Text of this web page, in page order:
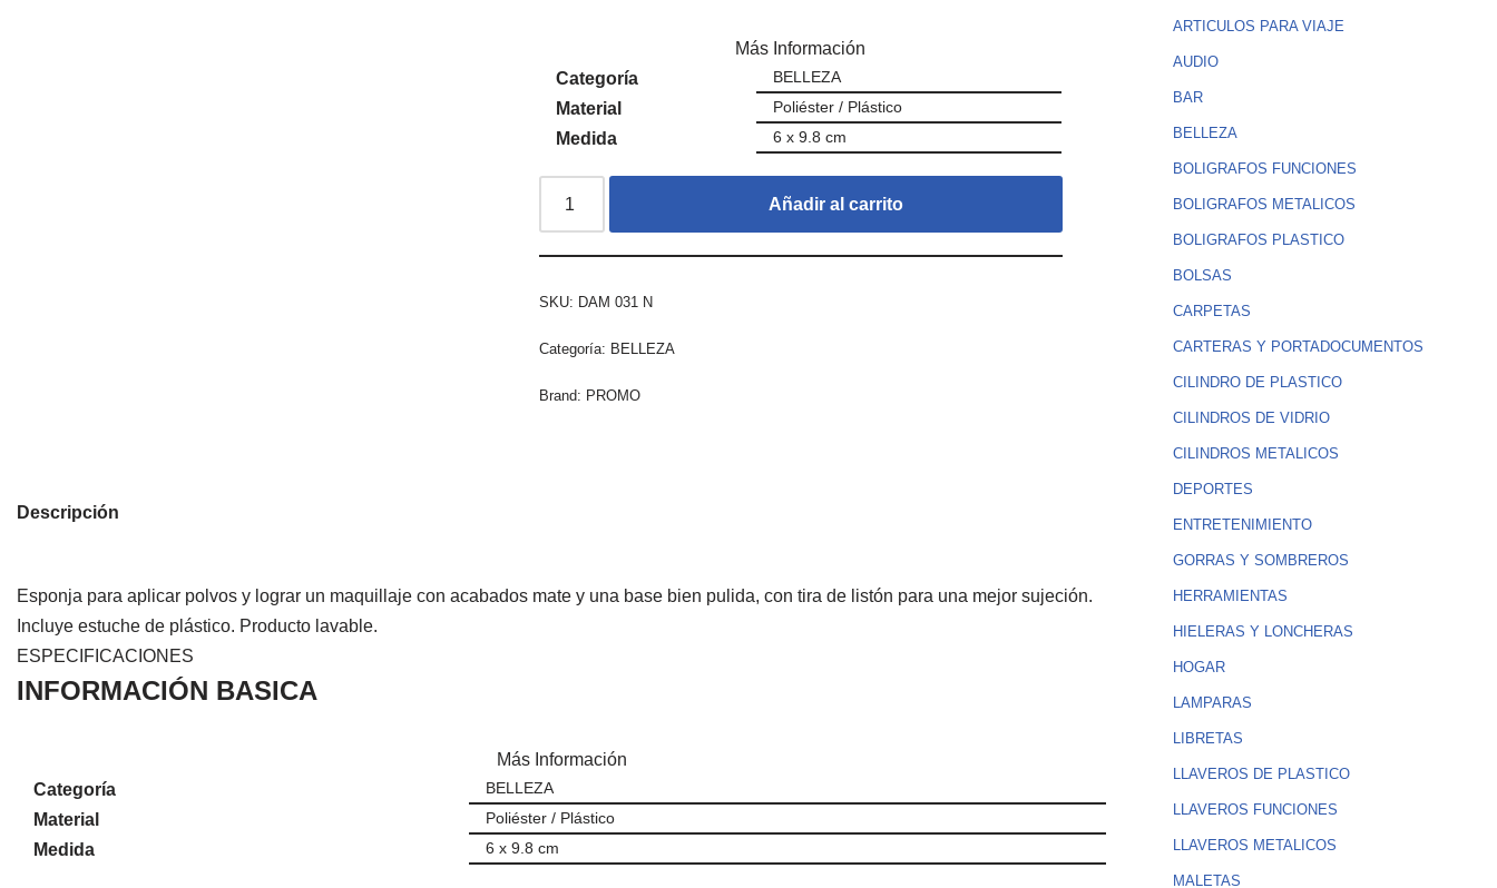
Más Información
Categoría
BELLEZA
Material Poliéster / Plástico
Medida 6 x 9.8 cm
Añadir al carrito
SKU: DAM 031 N
Categoría: BELLEZA
Brand: PROMO
Descripción
Esponja para aplicar polvos y lograr un maquillaje con acabados mate y una base bien pulida, con tira de listón para una mejor sujeción.
Incluye estuche de plástico. Producto lavable.
ESPECIFICACIONES
INFORMACIÓN BASICA
Más Información
Categoría
BELLEZA
Material Poliéster / Plástico
Medida 6 x 9.8 cm
ARTICULOS PARA VIAJE
AUDIO
BAR
BELLEZA
BOLIGRAFOS FUNCIONES
BOLIGRAFOS METALICOS
BOLIGRAFOS PLASTICO
BOLSAS
CARPETAS
CARTERAS Y PORTADOCUMENTOS
CILINDRO DE PLASTICO
CILINDROS DE VIDRIO
CILINDROS METALICOS
DEPORTES
ENTRETENIMIENTO
GORRAS Y SOMBREROS
HERRAMIENTAS
HIELERAS Y LONCHERAS
HOGAR
LAMPARAS
LIBRETAS
LLAVEROS DE PLASTICO
LLAVEROS FUNCIONES
LLAVEROS METALICOS
MALETAS